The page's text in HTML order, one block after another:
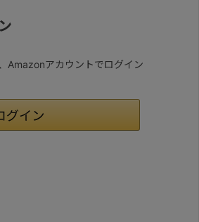
Amazonアカウントでログイン